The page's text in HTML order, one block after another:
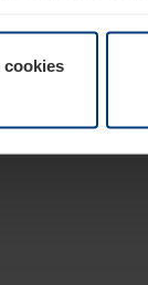
cookies